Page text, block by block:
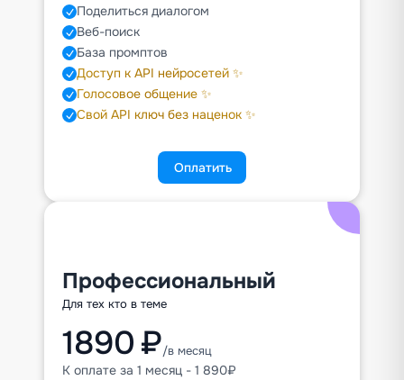
Поделиться диалогом
Веб-поиск
База промптов
Доступ к API нейросетей ✨
Голосовое общение ✨
Свой API ключ без наценок ✨
Оплатить
Профессиональный
Для тех кто в теме
1890 ₽/в месяц
К оплате за 1 месяц - 1 890₽